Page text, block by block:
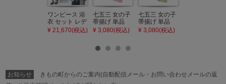
ワンピース 浴
衣 セット レデ
ィース 吸水速
シェ）「ラン
タン・夜の葉
¥ 21,670(税込)
七五三 女の子
帯揚げ 単品
「灰桃色」日
びあげ 和装 着
HI オリジナル
【メール便不
¥ 3,080(税込)
七五三 女の子
帯揚げ 単品
「若葉色」日
HI オリジナル
【メール便不
¥ 3,080(税込)
HI オリジナル
【メール便不
お知らせ
きもの町からのご案内(自動配信メール・お問い合わせメールの返